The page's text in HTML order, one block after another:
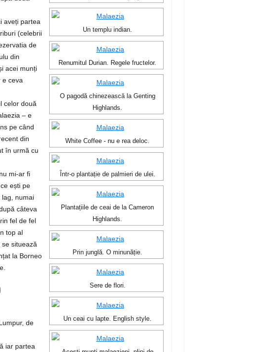
Un templu indian.
Renumitul Durian. Regele fructelor.
O pagodă chinezească la Genting
Highlands.
White Coffee - nu e rea deloc.
Într-o plantație de palmieri de ulei.
Plantațiile de ceai de la Cameron
Highlands.
Prin junglă. O minunăție.
Sere de flori.
Un ceai cu lapte. English style.
aveți partea
(celebrii
de
din
acei munți
e ceva
celor două
– e
pe când
din
în urmă cu
mi-ar fi
ești pe
numai
câteva
fel de fel
top al
situează
la Borneo
de
iar partea